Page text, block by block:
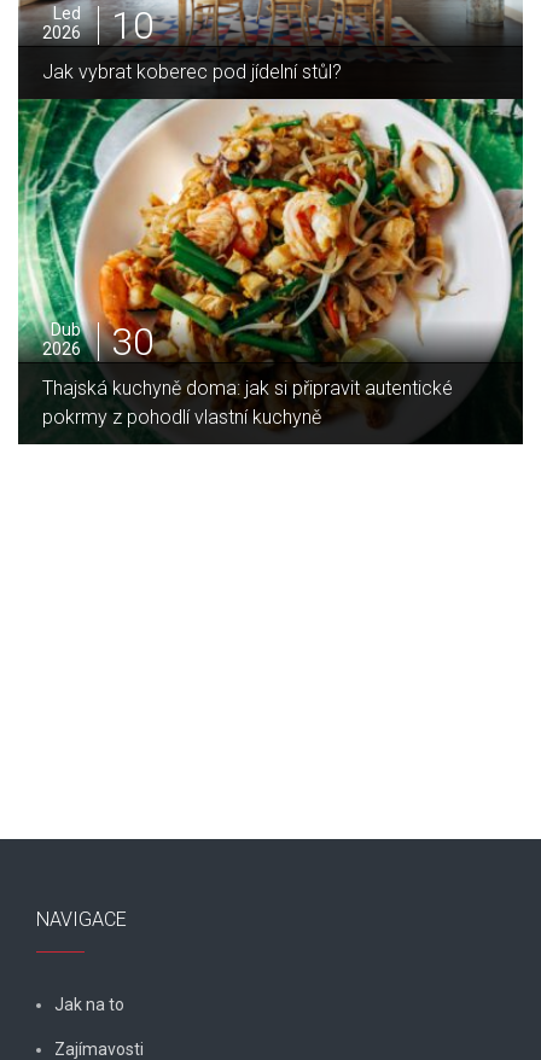
Led
2026
10
Jak vybrat koberec pod jídelní stůl?
Dub
2026
30
Thajská kuchyně doma: jak si připravit autentické
pokrmy z pohodlí vlastní kuchyně
NAVIGACE
Jak na to
Zajímavosti